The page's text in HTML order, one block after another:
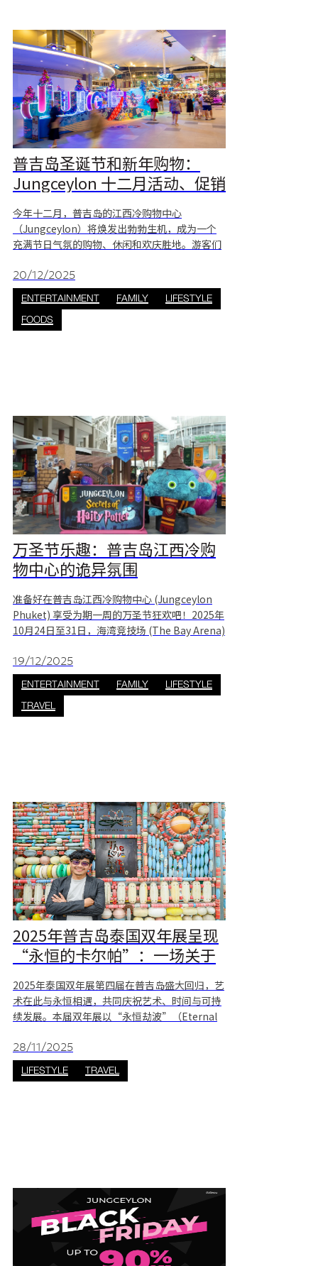
普吉岛圣诞节和新年购物：
Jungceylon 十二月活动、促销
今年十二月，普吉岛的江西冷购物中心
（Jungceylon）将焕发出勃勃生机，成为一个
充满节日气氛的购物、休闲和欢庆胜地。游客们
朋友挑选精美礼品的乐趣。购物中心还为各个年
龄段的游客准备了精彩纷呈的活动，并举办热闹
的新年倒计时活动。今年的主题“欢庆2026：生
态仙境”（Let’s Celebrate 2026: Eco
20/12/2025
ENTERTAINMENT FAMILY
LIFESTYLE
FOODS
万圣节乐趣：普吉岛江西冷购
物中心的诡异氛围
准备好在普吉岛江西冷购物中心 (Jungceylon
Phuket) 享受为期一周的万圣节狂欢吧！2025年
10月24日至31日，海湾竞技场 (The Bay Arena)
利·波特的秘密” (Secrets of Hairy Potter) 活
动。这场免费的家庭友好型庆祝活动将为所有年
龄段的游客带来精彩纷呈的惊悚表演、趣味活动
和缤纷多彩的装饰。 认识怪物：哈利·波特和
19/12/2025
ENTERTAINMENT FAMILY
LIFESTYLE
TRAVEL
2025年普吉岛泰国双年展呈现
“永恒的卡尔帕”：一场关于
2025年泰国双年展第四届在普吉岛盛大回归，艺
术在此与永恒相遇，共同庆祝艺术、时间与可持
续发展。本届双年展以“永恒劫波”（Eternal
毁灭与重生的无尽循环。来自泰国及世界各地的
艺术家们将通过大型装置和沉浸式展览，邀请参
观者反思我们与自然的联系、时间的流逝以及我
28/11/2025
LIFESTYLE TRAVEL